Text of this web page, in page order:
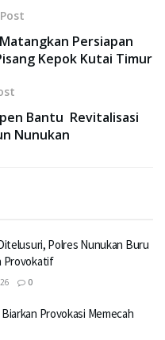
Persiapan
Kepok Kutai Timur
Bantu Revitalisasi
Nunukan
Polres Nunukan Buru
Provokatif
0
Provokasi Memecah